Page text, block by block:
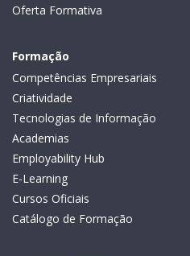
Oferta Formativa
Formação
Competências Empresariais
Criatividade
Tecnologias de Informação
Academias
Employability Hub
E-Learning
Cursos Oficiais
Catálogo de Formação